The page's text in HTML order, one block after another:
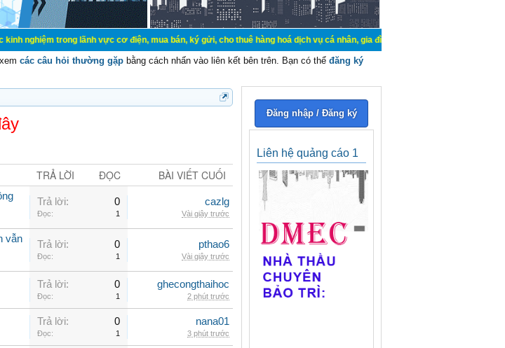
trong lãnh vực cơ điện, mua bán, ký gửi, cho thuê hàng hoá dịch vụ cá nhân, gia đình. Mua bán, ký gửi, cho thuê thiết bị
các câu hỏi thường gặp bằng cách nhấn vào liên kết bên trên. Bạn có thể đăng ký
TRẢ LỜI ĐỌC BÀI VIẾT CUỐI
Trả lời: 0
Đọc: 1
cazlg
Vài giây trước
vẫn
Trả lời: 0
Đọc: 1
pthao6
Vài giây trước
Trả lời: 0
Đọc: 1
ghecongthaihoc
2 phút trước
Trả lời: 0
Đọc: 1
nana01
3 phút trước
Đăng nhập / Đăng ký
Liên hệ quảng cáo 1